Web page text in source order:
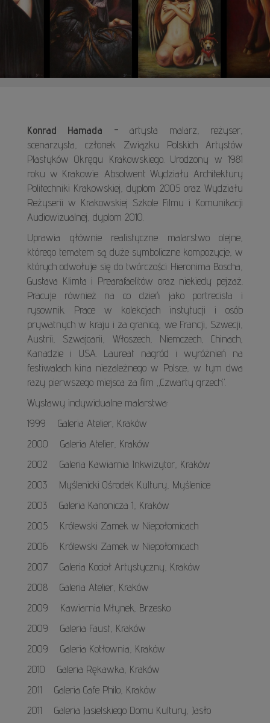
Konrad Hamada -artysta malarz, reżyser,
scenarzysta, członek Związku Polskich Artystów
Plastyków Okręgu Krakowskiego. Urodzony w 1981
roku w Krakowie. Absolwent Wydziału Architektury
Politechniki Krakowskiej, dyplom 2005 oraz Wydziału
Reżyserii w Krakowskiej Szkole Filmu i Komunikacji
Audiowizualnej, dyplom 2010.
Uprawia głównie realistyczne malarstwo olejne,
którego tematem są duże symboliczne kompozycje, w
których odwołuje się do twórczości Hieronima Boscha,
Gustava Klimta i Prearafaelitów oraz niekiedy pejzaż.
Pracuje również na co dzień jako portrecista i
rysownik. Prace w kolekcjach instytucji i osób
prywatnych w kraju i za granicą, we Francji, Szwecji,
Austrii, Szwajcarii, Włoszech, Niemczech, Chinach,
Kanadzie i USA. Laureat nagród i wyróżnień na
festiwalach kina niezależnego w Polsce, w tym dwa
razy pierwszego miejsca za film „Czwarty grzech”.
Wystawy indywidualne malarstwa:
1999 Galeria Atelier, Kraków
2000 Galeria Atelier, Kraków
2002 Galeria Kawiarnia Inkwizytor, Kraków
2003 Myślenicki Ośrodek Kultury, Myślenice
2003 Galeria Kanonicza 1, Kraków
2005 Królewski Zamek w Niepołomicach
2006 Królewski Zamek w Niepołomicach
2007 Galeria Kocioł Artystyczny, Kraków
2008 Galeria Atelier, Kraków
2009 Kawiarnia Młynek, Brzesko
2009 Galeria Faust, Kraków
2009 Galeria Kotłownia, Kraków
2010 Galeria Rękawka, Kraków
2011 Galeria Cafe Philo, Kraków
2011 Galeria Jasielskiego Domu Kultury, Jasło